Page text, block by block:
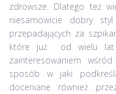
zdrowsze. Dlatego też
niesamowicie dobry
przepadających za
które już od wielu lat
zainteresowaniem
sposób w jaki
doceniane również